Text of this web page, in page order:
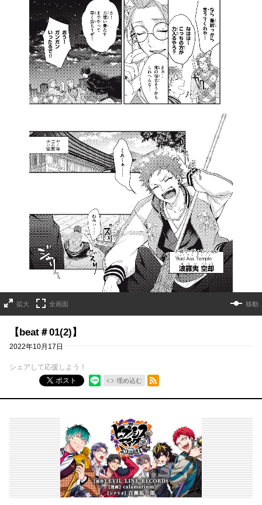
拡大 全画面 移動
【beat＃01(2)】
2022年10月17日
シェアして応援しよう！
ポスト
埋め込む
RSSフィード